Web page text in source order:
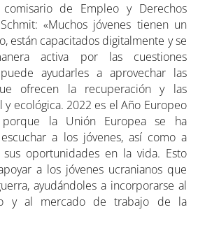
de Empleo y Derechos
«Muchos jóvenes tienen un
están capacitados digitalmente y se
activa por las cuestiones
ayudarles a aprovechar las
ofrecen la recuperación y las
y ecológica. 2022 es el Año Europeo
la Unión Europea se ha
a los jóvenes, así como a
oportunidades en la vida. Esto
a los jóvenes ucranianos que
ayudándoles a incorporarse al
y al mercado de trabajo de la